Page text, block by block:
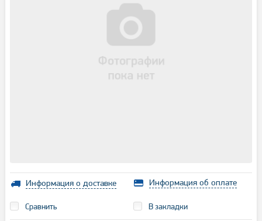
Информация о доставке Информация об оплате
Сравнить В закладки